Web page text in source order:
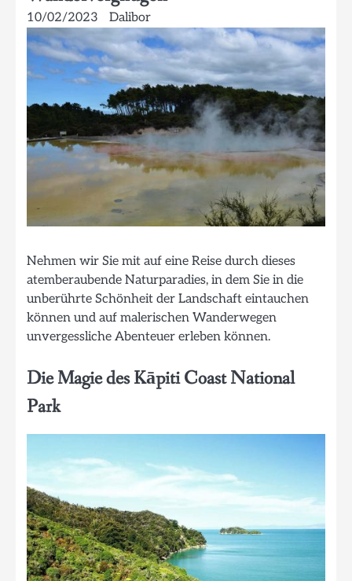
10/02/2023 Dalibor
Nehmen wir Sie mit auf eine Reise durch dieses
atemberaubende Naturparadies, in dem Sie in die
unberührte Schönheit der Landschaft eintauchen
können und auf malerischen Wanderwegen
unvergessliche Abenteuer erleben können.
Die Magie des Kāpiti Coast National
Park